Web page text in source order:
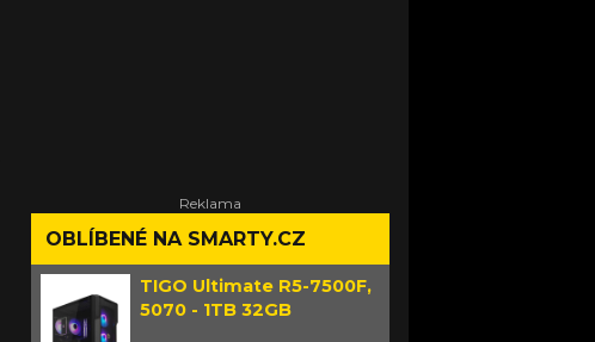
OBLÍBENÉ NA SMARTY.CZ
TIGO Ultimate R5-7500F,
5070 - 1TB 32GB